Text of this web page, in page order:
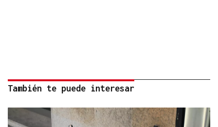
También te puede interesar